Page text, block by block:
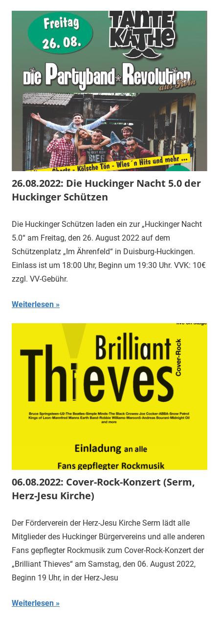
26.08.2022: Die Huckinger Nacht 5.0 der
Huckinger Schützen
Die Huckinger Schützen laden ein zur „Huckinger Nacht
5.0“ am Freitag, den 26. August 2022 auf dem
Schützenplatz „Im Ährenfeld“ in Duisburg-Huckingen.
Einlass ist um 18:00 Uhr, Beginn um 19:30 Uhr. VVK: 10€
zzgl. VV-Gebühr.
Weiterlesen
06.08.2022: Cover-Rock-Konzert (Serm,
Herz-Jesu Kirche)
Der Förderverein der Herz-Jesu Kirche Serm lädt alle
Mitglieder des Huckinger Bürgervereins und alle anderen
Fans gepflegter Rockmusik zum Cover-Rock-Konzert der
„Brilliant Thieves“ am Samstag, den 06. August 2022,
Beginn 19 Uhr, in der Herz-Jesu
Weiterlesen